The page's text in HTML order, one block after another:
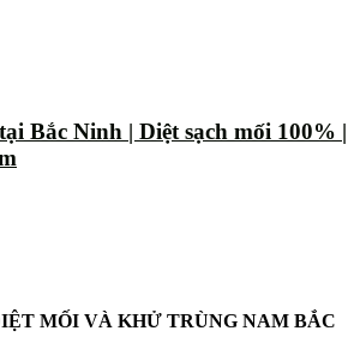
Bắc Ninh | Diệt sạch mối 100% |
MỐI VÀ KHỬ TRÙNG NAM BẮC